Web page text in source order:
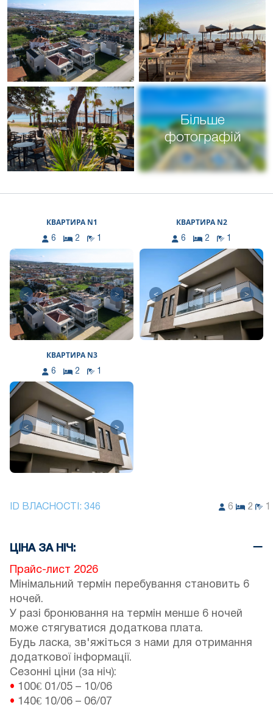
Більше
фотографій
КВАРТИРА N1
6 2 1
< >
КВАРТИРА N2
6 2 1
< >
КВАРТИРА N3
6 2 1
< >
ID ВЛАСНОСТІ: 346 6 2 1
ЦІНА ЗА НІЧ:
Прайс-лист 2026
Мінімальний термін перебування становить 6
ночей.
У разі бронювання на термін менше 6 ночей
може стягуватися додаткова плата.
Будь ласка, зв'яжіться з нами для отримання
додаткової інформації.
Сезонні ціни (за ніч):
• 100€ 01/05 – 10/06
• 140€ 10/06 – 06/07